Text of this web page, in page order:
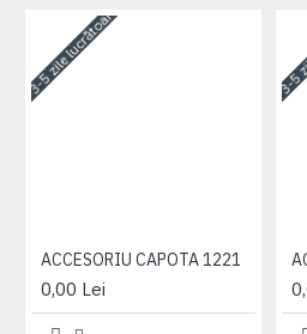
3-5 zile lucrătoare
ACCESORIU CAPOTA 1221
0,00 Lei
3-